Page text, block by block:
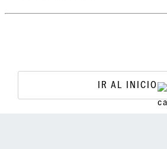
IR AL INICIO